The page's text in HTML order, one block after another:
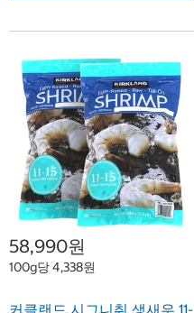
58,990원
100g당 4,338원